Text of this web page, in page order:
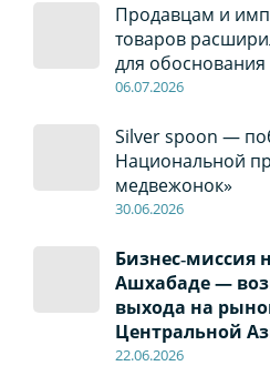
Продавцам и
товаров
для обоснования
06.07.2026
Silver spoon —
Национальной
медвежонок»
30.06.2026
Бизнес‑миссия
Ашхабаде —
выхода на
Центральной
22.06.2026